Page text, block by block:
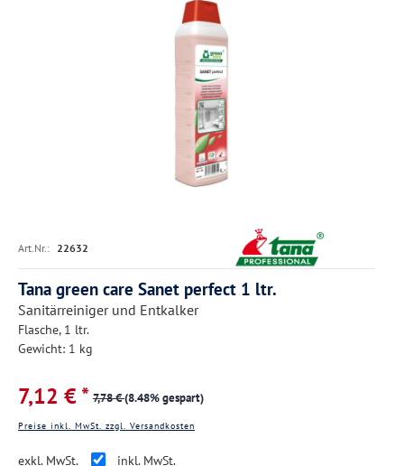
Art.Nr.: 22632
Tana green care Sanet perfect 1 ltr.
Sanitärreiniger und Entkalker
Flasche, 1 ltr.
Gewicht: 1 kg
7,12 € * 7,78 €(8.48% gespart)
Preise inkl. MwSt. zzgl. Versandkosten
exkl. MwSt.
inkl. MwSt.